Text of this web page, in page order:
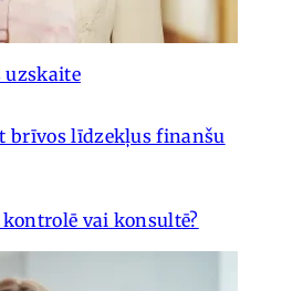
uzskaite
brīvos līdzekļus finanšu
vai konsultē?